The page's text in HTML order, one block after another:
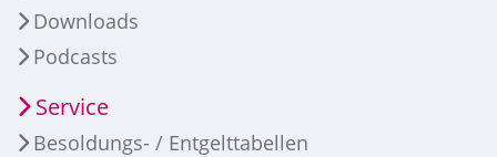
Downloads
Podcasts
Service
Besoldungs- / Entgelttabellen